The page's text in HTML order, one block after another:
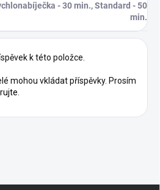
- 30 min., Standard - 50
min.
k této položce.
mohou vkládat příspěvky. Prosím
.